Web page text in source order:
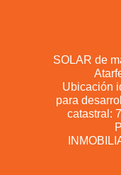
SOLAR de
Ubicación
para
catastral: